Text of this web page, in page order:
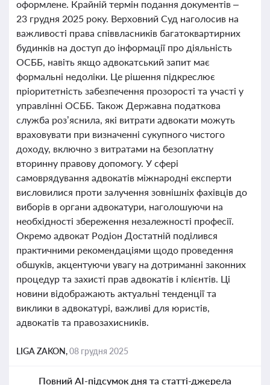
оформлене. Крайній термін подання документів –
23 грудня 2025 року. Верховний Суд наголосив на
важливості права співвласників багатоквартирних
будинків на доступ до інформації про діяльність
ОСББ, навіть якщо адвокатський запит має
формальні недоліки. Це рішення підкреслює
пріоритетність забезпечення прозорості та участі у
управлінні ОСББ. Також Державна податкова
служба роз’яснила, які витрати адвокати можуть
враховувати при визначенні сукупного чистого
доходу, включно з витратами на безоплатну
вторинну правову допомогу. У сфері
самоврядування адвокатів міжнародні експерти
висловилися проти залучення зовнішніх фахівців до
виборів в органи адвокатури, наголошуючи на
необхідності збереження незалежності професії.
Окремо адвокат Родіон Достатній поділився
практичними рекомендаціями щодо проведення
обшуків, акцентуючи увагу на дотриманні законних
процедур та захисті прав адвокатів і клієнтів. Ці
новини відображають актуальні тенденції та
виклики в адвокатурі, важливі для юристів,
адвокатів та правозахисників.
LIGA ZAKON,08 грудня 2025
Повний AI-підсумок дня та статті-джерела